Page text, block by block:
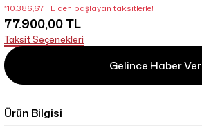
*10.386,67 TL den başlayan taksitlerle!
77.900,00 TL
Taksit Seçenekleri
Gelince Haber Ver
Ürün Bilgisi